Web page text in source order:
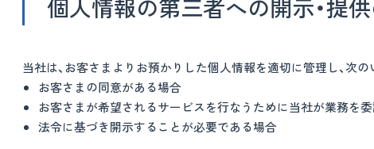
個人情報の第三者への開示・提
当社は、お客さまよりお預かりした個人情報を適切に管理し、次
お客さまの同意がある場合
お客さまが希望されるサービスを行なうために当社が業務を
法令に基づき開示することが必要である場合